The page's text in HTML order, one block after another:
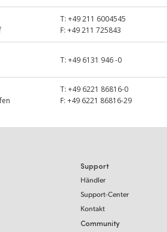
T:+49 211 6004545
F:+49 211 725843
T:+49 6131 946 -0
T:+49 6221 86816-0
F:+49 6221 86816-29
Support
Händler
Support-Center
Kontakt
Community